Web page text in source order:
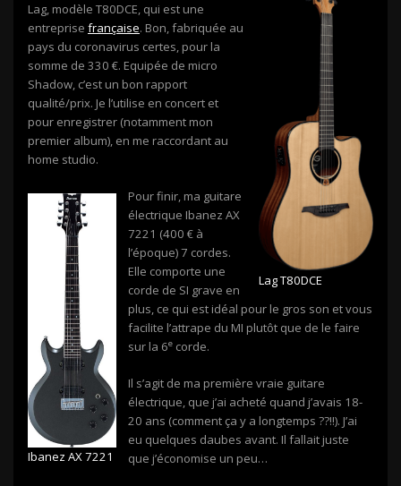
Lag T80DCE
Lag, modèle T80DCE, qui est une
entreprise française. Bon, fabriquée au
pays du coronavirus certes, pour la
somme de 330 €. Equipée de micro
Shadow, c’est un bon rapport
qualité/prix. Je l’utilise en concert et
pour enregistrer (notamment mon
premier album), en me raccordant au
home studio.
Ibanez AX 7221
Pour finir, ma guitare
électrique Ibanez AX
7221 (400 € à
l’époque) 7 cordes.
Elle comporte une
corde de SI grave en
plus, ce qui est idéal pour le gros son et vous
facilite l’attrape du MI plutôt que de le faire
sur la 6e corde.
Il s’agit de ma première vraie guitare
électrique, que j’ai acheté quand j’avais 18-
20 ans (comment ça y a longtemps ??!!). J’ai
eu quelques daubes avant. Il fallait juste
que j’économise un peu…